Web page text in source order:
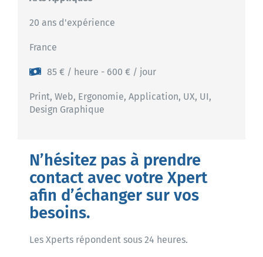
20 ans d'expérience
France
85 € / heure - 600 € / jour
Print, Web, Ergonomie, Application, UX, UI,
Design Graphique
N’hésitez pas à prendre
contact avec votre Xpert
afin d’échanger sur vos
besoins.
Les Xperts répondent sous 24 heures.